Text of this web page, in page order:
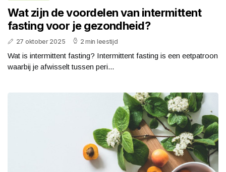
Wat zijn de voordelen van intermittent
fasting voor je gezondheid?
27 oktober 2025 2 min leestijd
Wat is intermittent fasting? Intermittent fasting is een eetpatroon
waarbij je afwisselt tussen peri...